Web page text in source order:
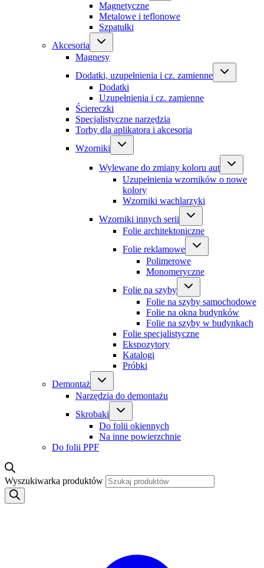
Magnetyczne
Metalowe i teflonowe
Szpatułki
Akcesoria
Magnesy
Dodatki, uzupełnienia i cz. zamienne
Dodatki
Uzupełnienia i cz. zamienne
Ściereczki
Specjalistyczne narzędzia
Torby dla aplikatora i akcesoria
Wzorniki
Wylewane do zmiany koloru aut
Uzupełnienia wzorników o nowe
kolory
Wzorniki wachlarzyki
Wzorniki innych serii
Folie architektoniczne
Folie reklamowe
Polimerowe
Monomeryczne
Folie na szyby
Folie na szyby samochodowe
Folie na okna budynków
Folie na szyby w budynkach
Folie specjalistyczne
Ekspozytory
Katalogi
Próbki
Demontaż
Narzędzia do demontażu
Skrobaki
Do folii okiennych
Na inne powierzchnie
Do folii PPF
Wyszukiwarka produktów